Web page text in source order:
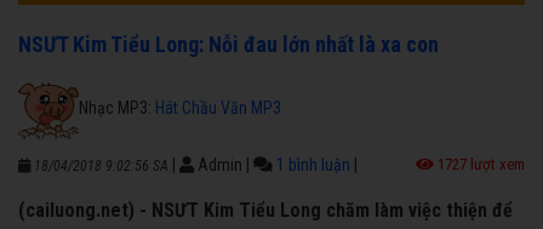
NSƯT Kim Tiểu Long: Nỗi đau lớn nhất là xa con
Nhạc MP3: Hát Chầu Văn MP3
18/04/2018 9:02:56 SA Admin 1 bình luận 1727 lượt xem
(cailuong.net) - NSƯT Kim Tiểu Long chăm làm việc thiện để